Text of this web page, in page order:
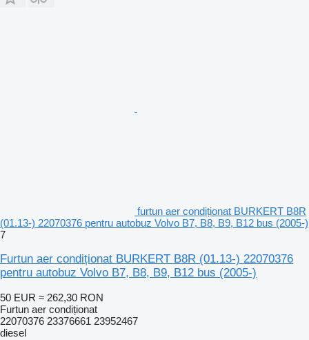
furtun aer condiționat BURKERT B8R
(01.13-) 22070376 pentru autobuz Volvo B7, B8, B9, B12 bus (2005-)
7
Furtun aer condiționat BURKERT B8R (01.13-) 22070376
pentru autobuz Volvo B7, B8, B9, B12 bus (2005-)
50 EUR ≈ 262,30 RON
Furtun aer condiționat
22070376 23376661 23952467
diesel